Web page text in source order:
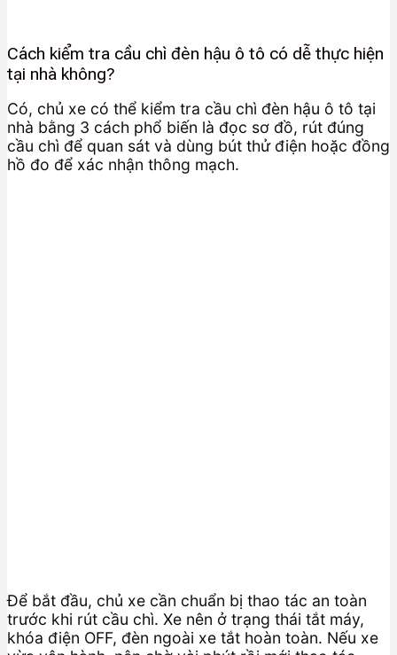
Cách kiểm tra cầu chì đèn hậu ô tô có dễ thực hiện
tại nhà không?
Có, chủ xe có thể kiểm tra cầu chì đèn hậu ô tô tại
nhà bằng 3 cách phổ biến là đọc sơ đồ, rút đúng
cầu chì để quan sát và dùng bút thử điện hoặc đồng
hồ đo để xác nhận thông mạch.
Để bắt đầu, chủ xe cần chuẩn bị thao tác an toàn
trước khi rút cầu chì. Xe nên ở trạng thái tắt máy,
khóa điện OFF, đèn ngoài xe tắt hoàn toàn. Nếu xe